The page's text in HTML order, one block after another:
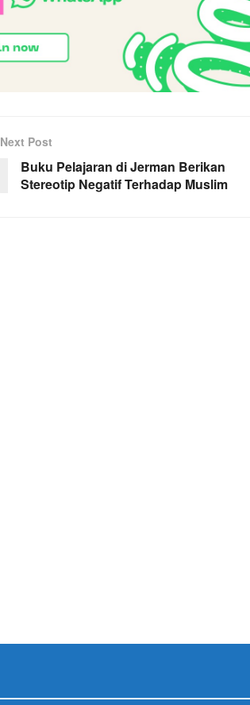
Next Post
Buku Pelajaran di Jerman Berikan
Stereotip Negatif Terhadap Muslim